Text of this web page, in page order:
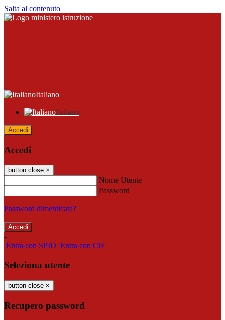
Salta al contenuto
Italiano
Italiano
Accedi
Accedi
button close ×
Nome Utente
Password
Password dimenticata?
-
Entra con SPID Entra con CIE
Seleziona utente
button close ×
Recupero password